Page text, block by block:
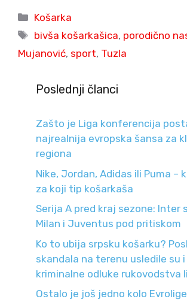
Categories
Košarka
Tags
bivša košarkašica, porodično
Mujanović, sport, Tuzla
Poslednji članci
Zašto je Liga konferencija
najrealnija evropska šansa za
regiona
Nike, Jordan, Adidas ili Puma –
za koji tip košarkaša
Serija A pred kraj sezone: Inter
Milan i Juventus pod pritiskom
Ko to ubija srpsku košarku?
skandala na terenu usledile su i
kriminalne odluke rukovodstva
Ostalo je još jedno kolo